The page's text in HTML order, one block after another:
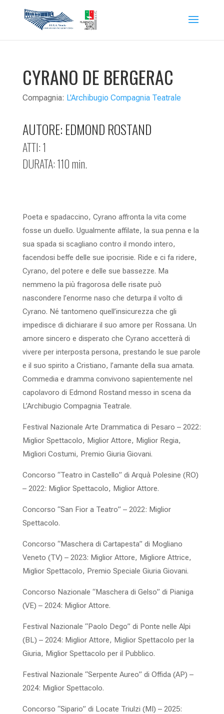
CYRANO DE BERGERAC
Compagnia: L'Archibugio Compagnia Teatrale
AUTORE: EDMOND ROSTAND
ATTI: 1
DURATA: 110 min.
Poeta e spadaccino, Cyrano affronta la vita come
fosse un duello. Ugualmente affilate, la sua penna e la
sua spada si scagliano contro il mondo intero,
facendosi beffe delle sue ipocrisie. Ride e ci fa ridere,
Cyrano, del potere e delle sue bassezze. Ma
nemmeno la più fragorosa delle risate può
nascondere l’enorme naso che deturpa il volto di
Cyrano. Né tantomeno quell’insicurezza che gli
impedisce di dichiarare il suo amore per Rossana. Un
amore sincero e disperato che Cyrano accetterà di
vivere per interposta persona, prestando le sue parole
e il suo spirito a Cristiano, l’amante della sua amata.
Commedia e dramma convivono sapientemente nel
capolavoro di Edmond Rostand messo in scena da
L’Archibugio Compagnia Teatrale.
Festival Nazionale Arte Drammatica di Pesaro – 2022:
Miglior Spettacolo, Miglior Attore, Miglior Regia,
Migliori Costumi, Premio Giuria Giovani.
Concorso “Teatro in Castello” di Arquà Polesine (RO)
– 2022: Miglior Spettacolo, Miglior Attore.
Concorso “San Fior a Teatro” – 2022: Miglior
Spettacolo.
Concorso “Maschera di Cartapesta” di Mogliano
Veneto (TV) – 2023: Miglior Attore, Migliore Attrice,
Miglior Spettacolo, Premio Speciale Giuria Giovani.
Concorso Nazionale “Maschera di Gelso” di Pianiga
(VE) – 2024: Miglior Attore.
Festival Nazionale “Paolo Dego” di Ponte nelle Alpi
(BL) – 2024: Miglior Attore, Miglior Spettacolo per la
Giuria, Miglior Spettacolo per il Pubblico.
Festival Nazionale “Serpente Aureo” di Offida (AP) –
2024: Miglior Spettacolo.
Concorso “Sipario” di Locate Triulzi (MI) – 2025: